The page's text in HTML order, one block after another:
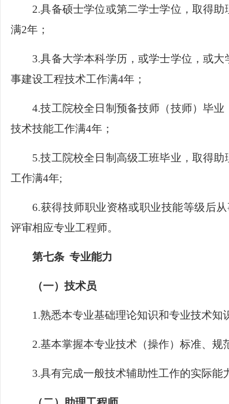
2.具备硕士学位或第二学士学位，取得
满2年；
3.具备大学本科学历，或学士学位，或
事建设工程技术工作满4年；
4.技工院校全日制预备技师（技师）毕
技术技能工作满4年；
5.技工院校全日制高级工班毕业，取得
工作满4年;
6.获得技师职业资格或职业技能等级后
评审相应专业工程师。
第七条 专业能力
（一）技术员
1.熟悉本专业基础理论知识和专业技术知
2.基本掌握本专业技术（操作）标准、规
3.具有完成一般技术辅助性工作的实际能